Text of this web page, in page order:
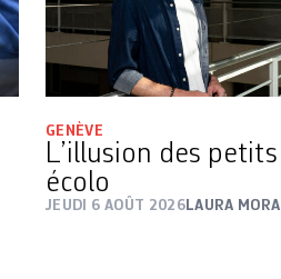
GENÈVE
L’illusion des
écolo
JEUDI 6 AOÛT 2026LAURA